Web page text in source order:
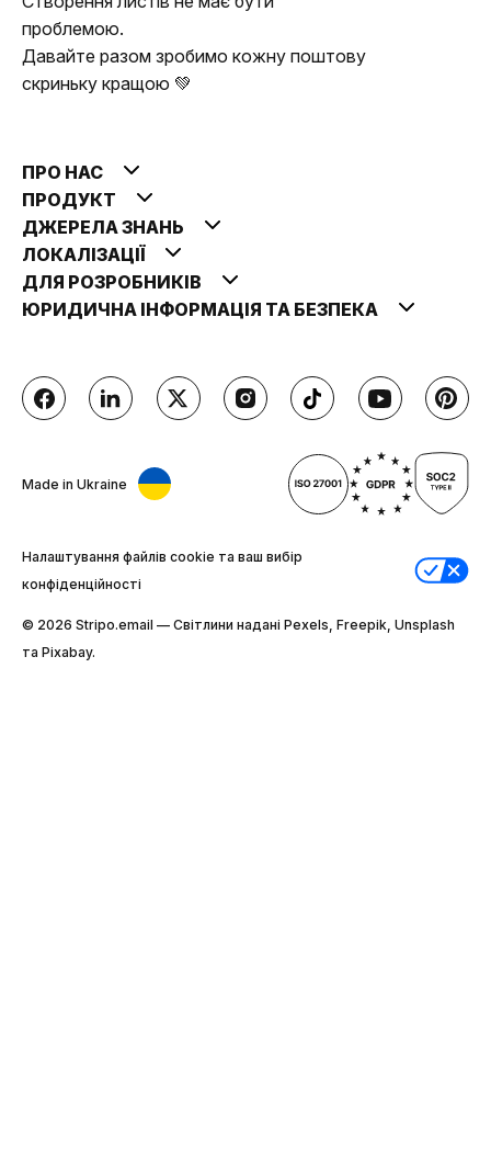
проблемою.
Давайте разом зробимо кожну поштову
скриньку кращою 💚
ПРО НАС
ПРОДУКТ
ДЖЕРЕЛА ЗНАНЬ
ЛОКАЛІЗАЦІЇ
ДЛЯ РОЗРОБНИКІВ
ЮРИДИЧНА ІНФОРМАЦІЯ ТА БЕЗПЕКА
Made in Ukraine
Налаштування файлів cookie та ваш вибір
конфіденційності
© 2026 Stripо.email — Світлини надані Pexels, Freepik, Unsplash
та Pixabay.